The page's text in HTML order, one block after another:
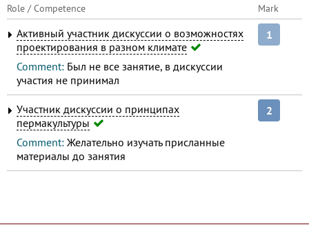
Role / Competence Mark
Активный участник дискуссии о возможностях
проектирования в разном климате
Comment: Был не все занятие, в дискуссии
участия не принимал
1
Участник дискуссии о принципах
пермакультуры
Comment: Желательно изучать присланные
материалы до занятия
2